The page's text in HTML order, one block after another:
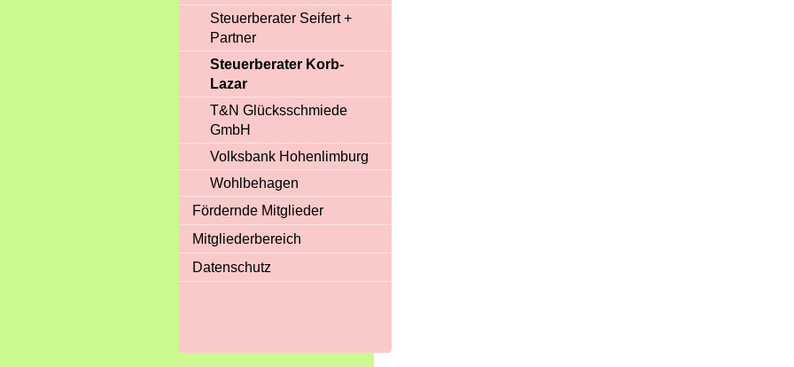
Steuerberater Seifert +
Partner
Steuerberater Korb-
Lazar
T&N Glücksschmiede
GmbH
Volksbank Hohenlimburg
Wohlbehagen
Fördernde Mitglieder
Mitgliederbereich
Datenschutz